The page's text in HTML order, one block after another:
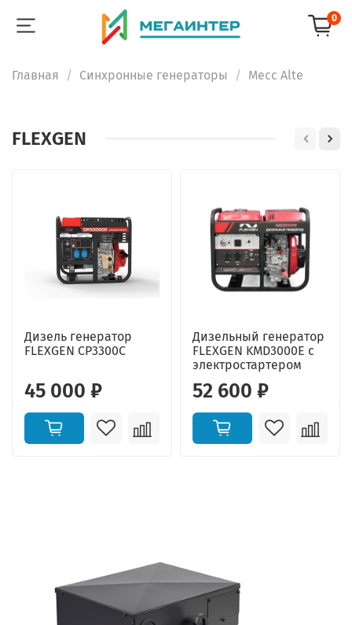
0
Главная Синхронные генераторы Mecc Alte
FLEXGEN
Дизель генератор
FLEXGEN CP3300C
45 000 ₽
Дизельный генератор
FLEXGEN KMD3000E с
электростартером
52 600 ₽